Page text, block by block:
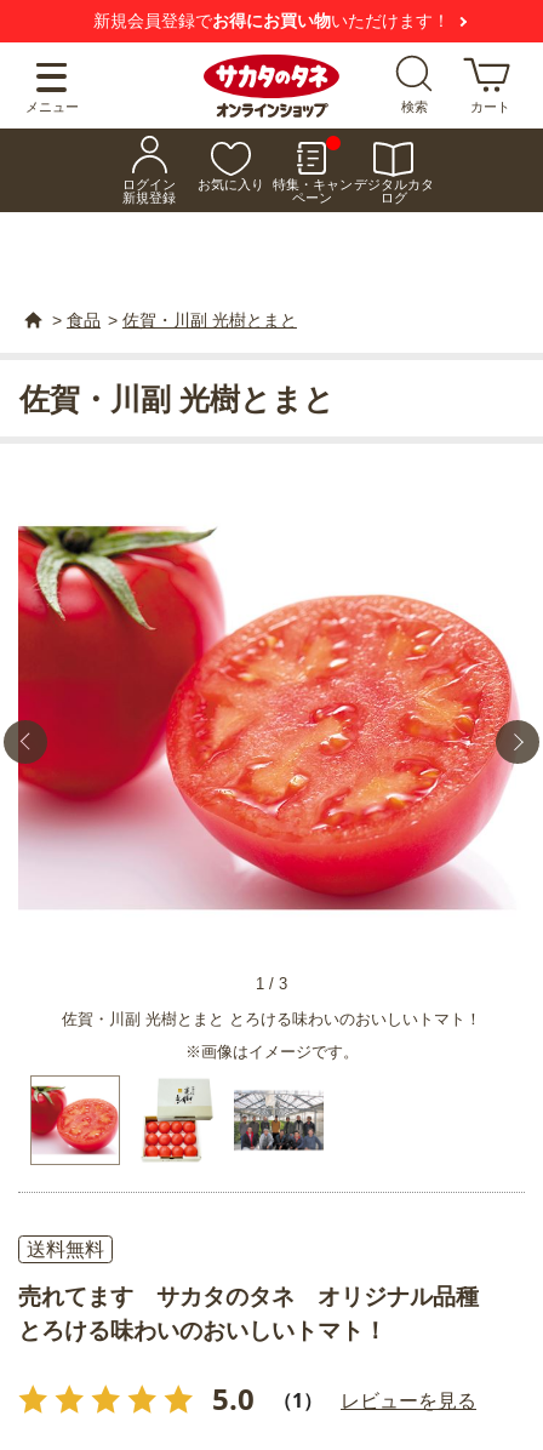
新規会員登録でお得にお買い物いただけます！
メニュー 検索 カート
ログイン
新規登録
お気に入り
特集・キャン
ペーン
デジタルカタ
ログ
> 食品 > 佐賀・川副 光樹とまと
佐賀・川副 光樹とまと とろける味わいのおいしいトマト！
※画像はイメージです。
1 / 3
佐賀・川副 光樹とまと
送料無料
売れてます サカタのタネ オリジナル品種
とろける味わいのおいしいトマト！
5.0 （1） レビューを見る